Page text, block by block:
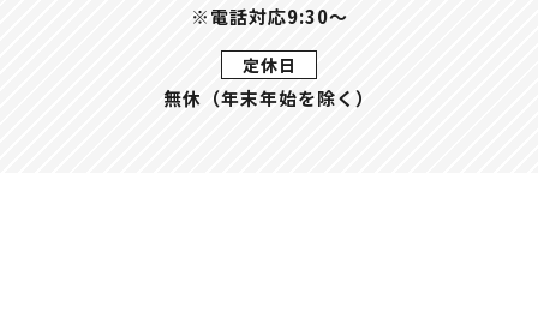
※電話対応9:30～
定休日
無休（年末年始を除く）